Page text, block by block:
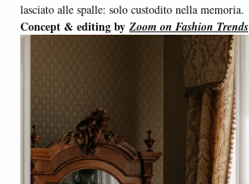
lasciato alle spalle: solo custodito nella memoria.
Concept & editing by Zoom on Fashion Trends